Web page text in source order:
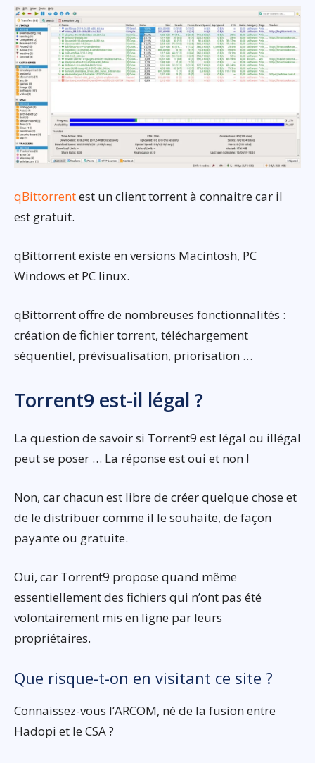
qBittorrentest un client torrent à connaitre car il
est gratuit.
qBittorrent existe en versions Macintosh, PC
Windows et PC linux.
qBittorrent offre de nombreuses fonctionnalités :
création de fichier torrent, téléchargement
séquentiel, prévisualisation, priorisation …
Torrent9 est-il légal ?
La question de savoir si Torrent9 est légal ou illégal
peut se poser … La réponse est oui et non !
Non, car chacun est libre de créer quelque chose et
de le distribuer comme il le souhaite, de façon
payante ou gratuite.
Oui, car Torrent9 propose quand même
essentiellement des fichiers qui n’ont pas été
volontairement mis en ligne par leurs
propriétaires.
Que risque-t-on en visitant ce site ?
Connaissez-vous l’ARCOM, né de la fusion entre
Hadopi et le CSA ?